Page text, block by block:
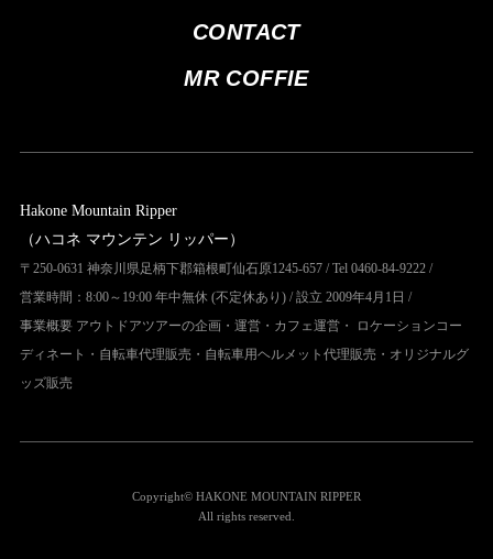
CONTACT
MR COFFIE
Hakone Mountain Ripper
（ハコネ マウンテン リッパー）
〒250-0631 神奈川県足柄下郡箱根町仙石原1245-657 / Tel 0460-84-9222 /
営業時間：8:00～19:00 年中無休 (不定休あり) / 設立 2009年4月1日 /
事業概要 アウトドアツアーの企画・運営・カフェ運営・ ロケーションコー
ディネート・自転車代理販売・自転車用ヘルメット代理販売・オリジナルグ
ッズ販売
Copyright© HAKONE MOUNTAIN RIPPER
All rights reserved.